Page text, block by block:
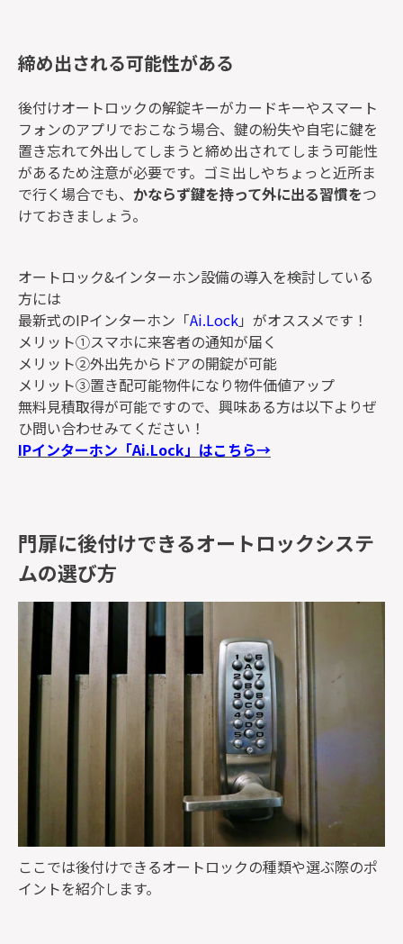
締め出される可能性がある
後付けオートロックの解錠キーがカードキーやスマート
フォンのアプリでおこなう場合、鍵の紛失や自宅に鍵を
置き忘れて外出してしまうと締め出されてしまう可能性
があるため注意が必要です。ゴミ出しやちょっと近所ま
で行く場合でも、 かならず鍵を持って外に出る習慣をつ
けておきましょう。
オートロック&インターホン設備の導入を検討している
方には
最新式のIPインターホン「Ai.Lock」がオススメです！
メリット①スマホに来客者の通知が届く
メリット②外出先からドアの開錠が可能
メリット③置き配可能物件になり物件価値アップ
無料見積取得が可能ですので、興味ある方は以下よりぜ
ひ問い合わせみてください！
IPインターホン「Ai.Lock」はこちら→
門扉に後付けできるオートロックシステ
ムの選び方
ここでは後付けできるオートロックの種類や選ぶ際のポ
イントを紹介します。